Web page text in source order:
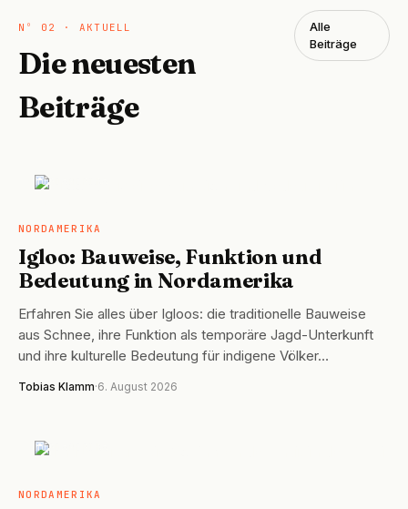
Nº 02 · AKTUELL
Die neuesten
Beiträge
Alle
Beiträge
NORDAMERIKA
NORDAMERIKA
Igloo: Bauweise, Funktion und
Bedeutung in Nordamerika
Erfahren Sie alles über Igloos: die traditionelle Bauweise
aus Schnee, ihre Funktion als temporäre Jagd-Unterkunft
und ihre kulturelle Bedeutung für indigene Völker…
Tobias Klamm·6. August 2026
NORDAMERIKA
NORDAMERIKA